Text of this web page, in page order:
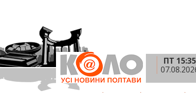
ПТ 15:35